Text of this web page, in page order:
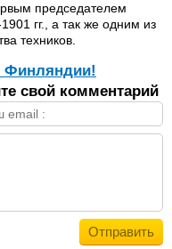
председателем
гг., а так же одним из
техников.
Финляндии!
свой комментарий